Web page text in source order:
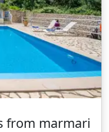
from marmari